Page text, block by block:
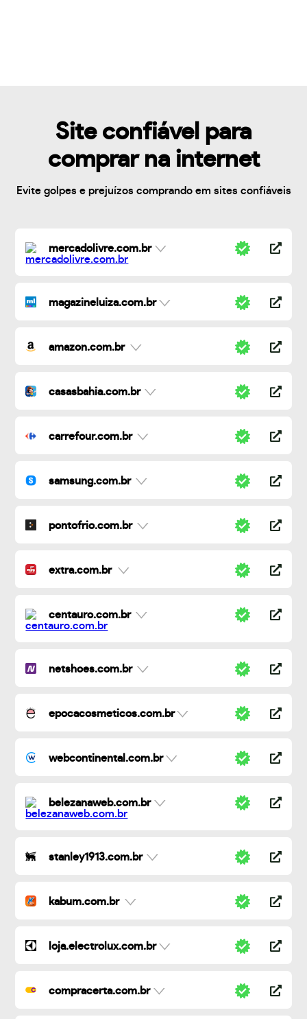
Site confiável para
comprar na internet
Evite golpes e prejuízos comprando em sites confiáveis
mercadolivre.com.br
magazineluiza.com.br
amazon.com.br
casasbahia.com.br
carrefour.com.br
samsung.com.br
pontofrio.com.br
extra.com.br
centauro.com.br
netshoes.com.br
epocacosmeticos.com.br
webcontinental.com.br
belezanaweb.com.br
stanley1913.com.br
kabum.com.br
loja.electrolux.com.br
compracerta.com.br